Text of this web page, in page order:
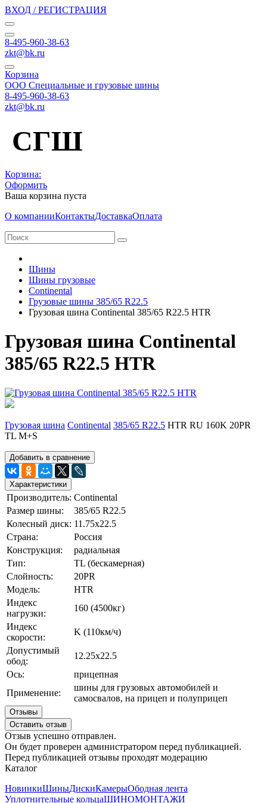
ВХОД / РЕГИСТРАЦИЯ
8-495-960-38-63
zkt@bk.ru
Корзина
ООО Специальные и грузовые шины
8-495-960-38-63
zkt@bk.ru
СГШ
Корзина:
Оформить
Ваша корзина пуста
О компанииКонтактыДоставкаОплата
Шины
Шины грузовые
Continental
Грузовые шины 385/65 R22.5
Грузовая шина Continental 385/65 R22.5 HTR
Грузовая шина Continental
385/65 R22.5 HTR
Грузовая шина Continental 385/65 R22.5 HTR RU 160K 20PR
TL M+S
Добавить в сравнение
Характеристики
Производитель: Continental
Размер шины:
385/65 R22.5
Колесный диск: 11.75х22.5
Страна:
Россия
Конструкция:
радиальная
Тип:
TL (бескамерная)
Слойность:
20PR
Модель:
HTR
Индекс
нагрузки:
160 (4500кг)
Индекс
скорости:
K (110км/ч)
Допустимый
обод:
12.25х22.5
Ось:
прицепная
Применение:
шины для грузовых автомобилей и
самосвалов, на прицеп и полуприцеп
Отзывы
Оставить отзыв
Отзыв успешно отправлен.
Он будет проверен администратором перед публикацией.
Перед публикацией отзывы проходят модерацию
Каталог
НовинкиШиныДискиКамерыОбодная лента
Уплотнительные кольцаШИНОМОНТАЖИ